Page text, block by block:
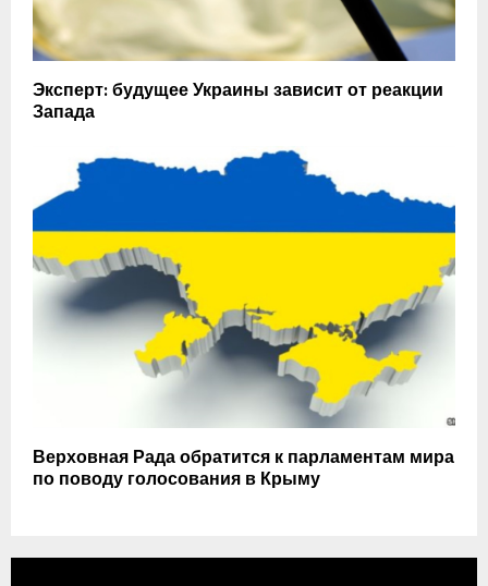
Эксперт: будущее Украины зависит от реакции
Запада
Верховная Рада обратится к парламентам мира
по поводу голосования в Крыму